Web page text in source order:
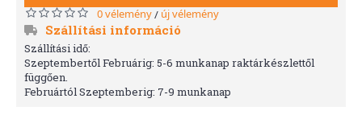
0 vélemény/ új vélemény
Szállítási információ
Szállítási idő:
Szeptembertől Februárig: 5-6 munkanap raktárkészlettől
függően.
Februártól Szeptemberig: 7-9 munkanap